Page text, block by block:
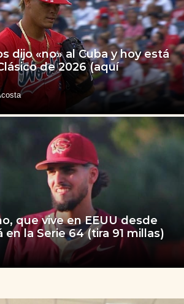
dijo «no» al Cuba y hoy está
de 2026 (aquí
que vive en EEUU desde
en la Serie 64 (tira 91 millas)